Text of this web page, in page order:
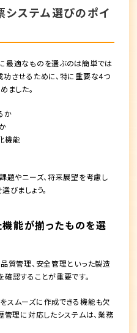
ステム選びのポイ
最適なものを選ぶのは簡単では
させるために、特に重要な4つ
ました。
か
機能
題やニーズ、将来展望を考慮し
びましょう。
能が揃ったものを選
質管理、安全管理といった製造
認することが重要です。
スムーズに作成できる機能も欠
管理に対応したシステムは、業務